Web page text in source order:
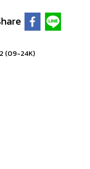
(09-24K)